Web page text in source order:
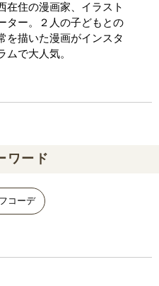
在住の漫画家、イラスト
ター。２人の子どもとの
を描いた漫画がインスタ
ムで大人気。
ワード
コーデ